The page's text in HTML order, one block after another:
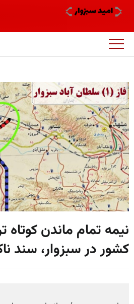
نیمه تمام ماندن کوتاه
کشور در سبزوار، سند